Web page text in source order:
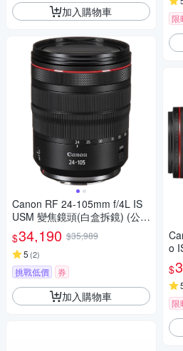
加入購物車
Canon RF 24-105mm f/4L IS
USM 變焦鏡頭(白盒拆鏡) (公司
貨)
$34,190 $35,989
5 (2)
挑戰低價 券
加入購物車
限
o
$
限